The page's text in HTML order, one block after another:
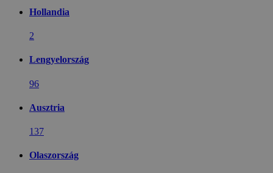
Hollandia
2
Lengyelország
96
Ausztria
137
Olaszország